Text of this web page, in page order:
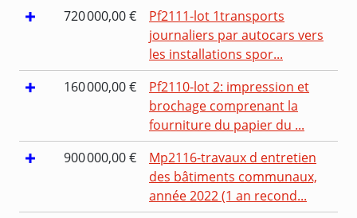
720 000,00 €
Pf2111-lot 1transports
journaliers par autocars vers
les installations spor...
160 000,00 €
Pf2110-lot 2: impression et
brochage comprenant la
fourniture du papier du ...
900 000,00 €
Mp2116-travaux d entretien
des bâtiments communaux,
année 2022 (1 an recond...